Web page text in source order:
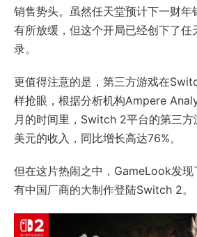
销售势头。虽然任天堂预计下一财年
有所放缓，但这个开局已经创下了任
录。
更值得注意的是，第三方游戏在
样抢眼，根据分析机构Ampere
月的时间里，Switch 2平台的第三
美元的收入，同比增长高达76%。
但在这片热闹之中，GameLook发
有中国厂商的大制作登陆Switch 2。